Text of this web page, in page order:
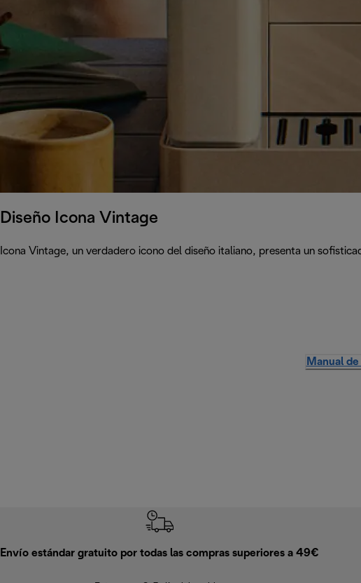
Diseño Icona Vintage
Icona Vintage, un verdadero icono del diseño italiano, presenta un
Manual
Envío estándar gratuito por todas las compras superiores a 49€